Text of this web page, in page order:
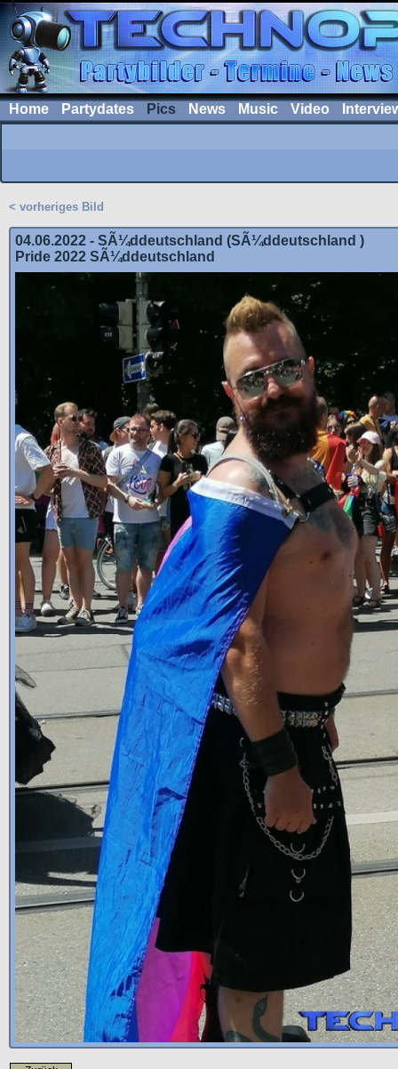
Home Partydates Pics News Music Video
< vorheriges Bild
04.06.2022 - SÃ¼ddeutschland (SÃ¼ddeutschland )
Pride 2022 SÃ¼ddeutschland